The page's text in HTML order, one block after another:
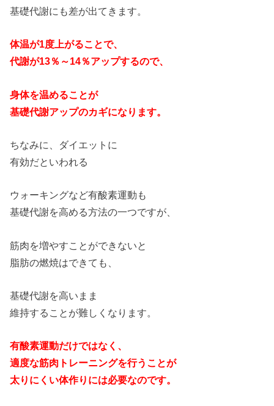
基礎代謝にも差が出てきます。
体温が1度上がることで、
代謝が13％～14％アップするので、
身体を温めることが
基礎代謝アップのカギになります。
ちなみに、ダイエットに
有効だといわれる
ウォーキングなど有酸素運動も
基礎代謝を高める方法の一つですが、
筋肉を増やすことができないと
脂肪の燃焼はできても、
基礎代謝を高いまま
維持することが難しくなります。
有酸素運動だけではなく、
適度な筋肉トレーニングを行うことが
太りにくい体作りには必要なのです。